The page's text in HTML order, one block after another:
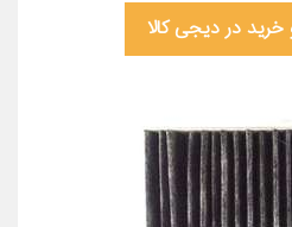
در دیجی کالا